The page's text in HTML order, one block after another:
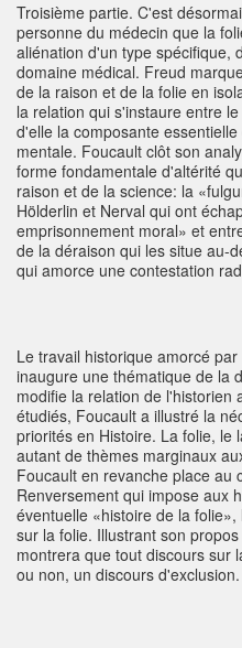
Troisième partie. C'est
personne du médecin que la
aliénation d'un type spécifique,
domaine médical. Freud
de la raison et de la folie en
la relation qui s'instaure entre
d'elle la composante
mentale. Foucault clôt son
forme fondamentale d'altérité
raison et de la science: la
Hölderlin et Nerval qui ont
emprisonnement moral» et
de la déraison qui les situe au-
qui amorce une contestation
Le travail historique amorcé
inaugure une thématique de la
modifie la relation de l'historien
étudiés, Foucault a illustré la
priorités en Histoire. La folie, le
autant de thèmes marginaux
Foucault en revanche place au
Renversement qui impose aux
éventuelle «histoire de la
sur la folie. Illustrant son
montrera que tout discours sur
ou non, un discours d'exclusion.